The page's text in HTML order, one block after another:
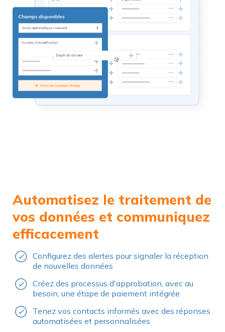
Automatisez le traitement de
vos données et communiquez
efficacement
Configurez des alertes pour signaler la réception
de nouvelles données
Créez des processus d'approbation, avec au
besoin, une étape de paiement intégrée
Tenez vos contacts informés avec des réponses
automatisées et personnalisées